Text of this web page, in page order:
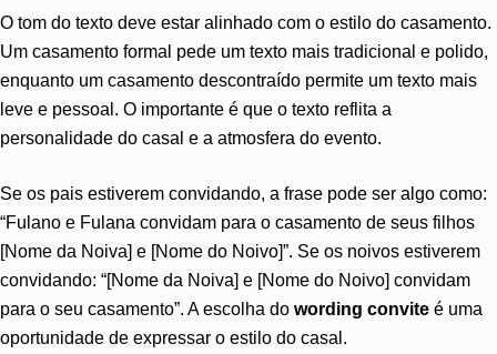
O tom do texto deve estar alinhado com o estilo do casamento.
Um casamento formal pede um texto mais tradicional e polido,
enquanto um casamento descontraído permite um texto mais
leve e pessoal. O importante é que o texto reflita a
personalidade do casal e a atmosfera do evento.
Se os pais estiverem convidando, a frase pode ser algo como:
“Fulano e Fulana convidam para o casamento de seus filhos
[Nome da Noiva] e [Nome do Noivo]”. Se os noivos estiverem
convidando: “[Nome da Noiva] e [Nome do Noivo] convidam
para o seu casamento”. A escolha do wording convite é uma
oportunidade de expressar o estilo do casal.